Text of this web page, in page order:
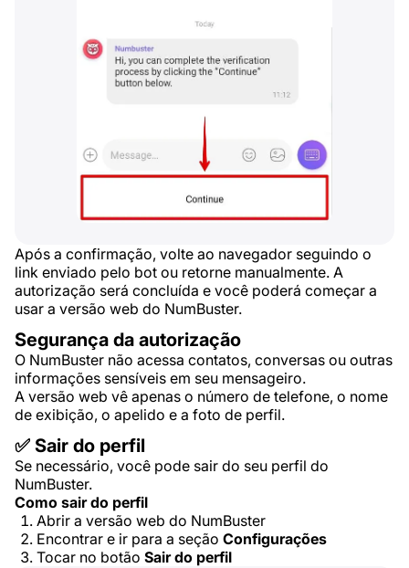
Após a confirmação, volte ao navegador seguindo o
link enviado pelo bot ou retorne manualmente. A
autorização será concluída e você poderá começar a
usar a versão web do NumBuster.
Segurança da autorização
O NumBuster não acessa contatos, conversas ou outras
informações sensíveis em seu mensageiro.
A versão web vê apenas o número de telefone, o nome
de exibição, o apelido e a foto de perfil.
✅ Sair do perfil
Se necessário, você pode sair do seu perfil do
NumBuster.
Como sair do perfil
Abrir a versão web do NumBuster
Encontrar e ir para a seção Configurações
Tocar no botão Sair do perfil